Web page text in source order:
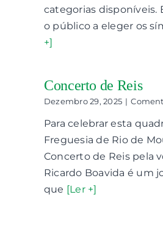
categorias disponíveis.
o público a eleger os
+]
Concerto de Reis
Dezembro 29, 2025 |
Para celebrar esta
Freguesia de Rio de
Concerto de Reis pela
Ricardo Boavida é um
que [Ler +]